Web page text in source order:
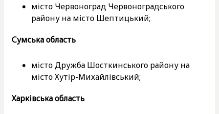
місто Червоноград Червоноградського
району на місто Шептицький;
Сумська область
місто Дружба Шосткинського району на
місто Хутір-Михайлівський;
Харківська область